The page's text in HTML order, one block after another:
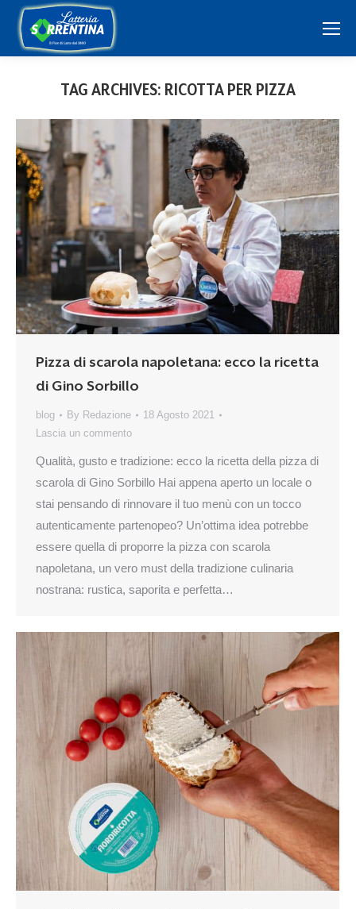
TAG ARCHIVES: RICOTTA PER PIZZA
Pizza di scarola napoletana: ecco la ricetta
di Gino Sorbillo
blog By Redazione
18 Agosto 2021
Lascia un commento
Qualità, gusto e tradizione: ecco la ricetta della pizza di
scarola di Gino Sorbillo Hai appena aperto un locale o
stai pensando di rinnovare il tuo menù con un tocco
autenticamente partenopeo? Un’ottima idea potrebbe
essere quella di proporre la pizza con scarola
napoletana, un vero must della tradizione culinaria
nostrana: rustica, saporita e perfetta…